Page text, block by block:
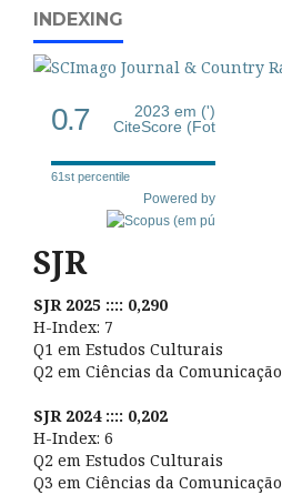
INDEXING
0.7
2023 em (')
CiteScore (Fot
61st percentile
Powered by
SJR
SJR 2025 :::: 0,290
H-Index: 7
Q1 em Estudos Culturais
Q2 em Ciências da Comunicação
SJR 2024 :::: 0,202
H-Index: 6
Q2 em Estudos Culturais
Q3 em Ciências da Comunicação